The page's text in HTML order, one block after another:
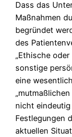
Dass das
Maßnahmen
begründet
des
„Ethische
sonstige
eine
nicht
Festlegungen
aktuellen